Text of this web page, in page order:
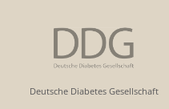
Deutsche Diabetes Gesellschaft